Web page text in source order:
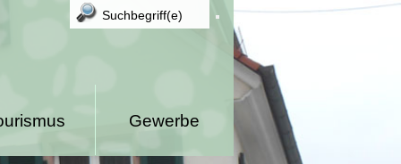
Gewerbe